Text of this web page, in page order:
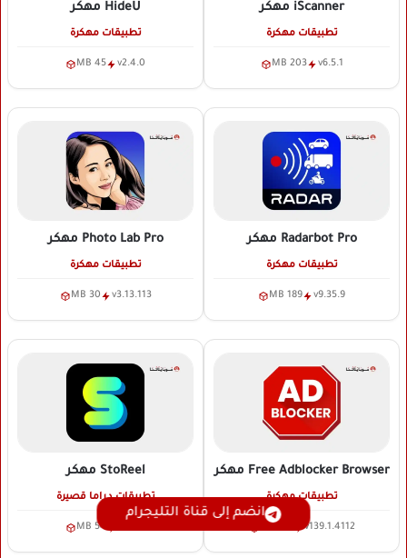
iScanner مهكر
تطبيقات مهكرة
v6.5.1
203 MB
HideU مهكر
تطبيقات مهكرة
v2.4.0
45 MB
Radarbot Pro مهكر
تطبيقات مهكرة
v9.35.9
189 MB
Photo Lab Pro مهكر
تطبيقات مهكرة
v3.13.113
30 MB
Free Adblocker Browser مهكر
تطبيقات مهكرة
v139.1.4112
StoReel مهكر
تطبيقات دراما قصيرة
54 MB
انضم إلى قناة التليجرام